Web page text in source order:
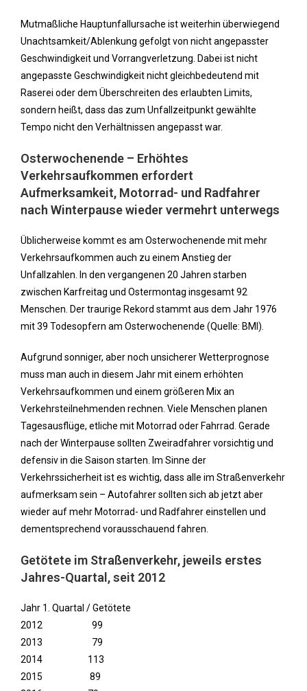
Mutmaßliche Hauptunfallursache ist weiterhin überwiegend
Unachtsamkeit/Ablenkung gefolgt von nicht angepasster
Geschwindigkeit und Vorrangverletzung. Dabei ist nicht
angepasste Geschwindigkeit nicht gleichbedeutend mit
Raserei oder dem Überschreiten des erlaubten Limits,
sondern heißt, dass das zum Unfallzeitpunkt gewählte
Tempo nicht den Verhältnissen angepasst war.
Osterwochenende – Erhöhtes
Verkehrsaufkommen erfordert
Aufmerksamkeit, Motorrad- und Radfahrer
nach Winterpause wieder vermehrt unterwegs
Üblicherweise kommt es am Osterwochenende mit mehr
Verkehrsaufkommen auch zu einem Anstieg der
Unfallzahlen. In den vergangenen 20 Jahren starben
zwischen Karfreitag und Ostermontag insgesamt 92
Menschen. Der traurige Rekord stammt aus dem Jahr 1976
mit 39 Todesopfern am Osterwochenende (Quelle: BMI).
Aufgrund sonniger, aber noch unsicherer Wetterprognose
muss man auch in diesem Jahr mit einem erhöhten
Verkehrsaufkommen und einem größeren Mix an
Verkehrsteilnehmenden rechnen. Viele Menschen planen
Tagesausflüge, etliche mit Motorrad oder Fahrrad. Gerade
nach der Winterpause sollten Zweiradfahrer vorsichtig und
defensiv in die Saison starten. Im Sinne der
Verkehrssicherheit ist es wichtig, dass alle im Straßenverkehr
aufmerksam sein – Autofahrer sollten sich ab jetzt aber
wieder auf mehr Motorrad- und Radfahrer einstellen und
dementsprechend vorausschauend fahren.
Getötete im Straßenverkehr, jeweils erstes
Jahres-Quartal, seit 2012
Jahr 1. Quartal / Getötete
2012 99
2013 79
2014 113
2015 89